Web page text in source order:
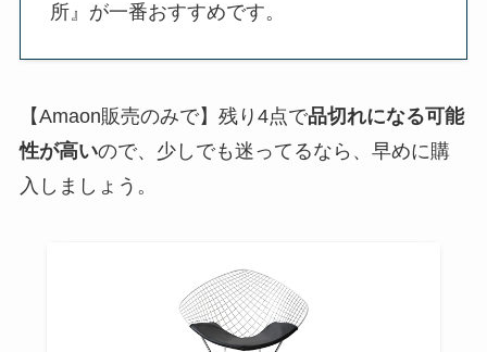
所』が一番おすすめです。
【Amaon販売のみで】残り4点で品切れになる可能
性が高いので、少しでも迷ってるなら、早めに購
入しましょう。